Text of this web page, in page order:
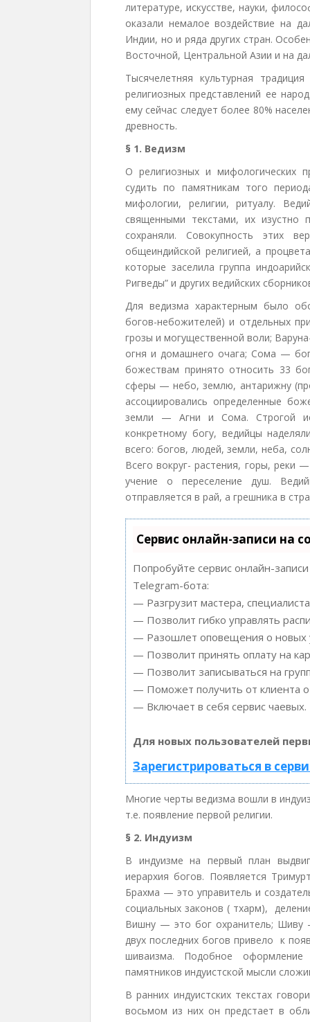
литературе, искусстве, науки,
оказали немалое воздействие на
Индии, но и ряда других стран.
Восточной, Центральной Азии и на
Тысячелетняя культурная
религиозных представлений ее
ему сейчас следует более 80%
древность.
§ 1. Ведизм
О религиозных и мифологических
судить по памятникам того
мифологии, религии, ритуалу.
священными текстами, их изустно
сохраняли. Совокупность этих
общеиндийской религией, а
которые заселила группа
Ригведы” и других ведийских
Для ведизма характерным было
богов-небожителей) и отдельных
грозы и могущественной воли;
огня и домашнего очага; Сома —
божествам принято относить 33
сферы — небо, землю, антарижну
ассоциировались определенные
земли — Агни и Сома. Строгой
конкретному богу, ведийцы
всего: богов, людей, земли, неба,
Всего вокруг- растения, горы, реки
учение о переселение душ.
отправляется в рай, а грешника в
Сервис онлайн-записи на
Попробуйте сервис онлайн-
Telegram-бота:
— Разгрузит мастера,
— Позволит гибко управлять
— Разошлет оповещения о новых
— Позволит принять оплату на
— Позволит записываться на
— Поможет получить от клиента
— Включает в себя сервис чаевых.
Для новых пользователей
Зарегистрироваться в
Многие черты ведизма вошли в
т.е. появление первой религии.
§ 2. Индуизм
В индуизме на первый план
иерархия богов. Появляется
Брахма — это управитель и
социальных законов ( тхарм),
Вишну — это бог охранитель; Шиву
двух последних богов привело к
шиваизма. Подобное
памятников индуистской мысли
В ранних индуистских текстах
восьмом из них он предстает в